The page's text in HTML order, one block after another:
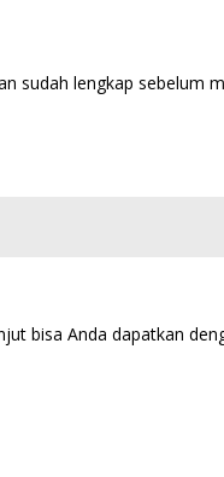
sudah lengkap sebelum
bisa Anda dapatkan